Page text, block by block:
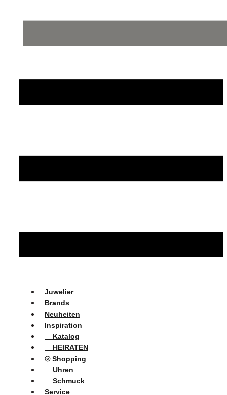
Juwelier
Brands
Neuheiten
Inspiration
Katalog
HEIRATEN
⦾ Shopping
Uhren
Schmuck
Service